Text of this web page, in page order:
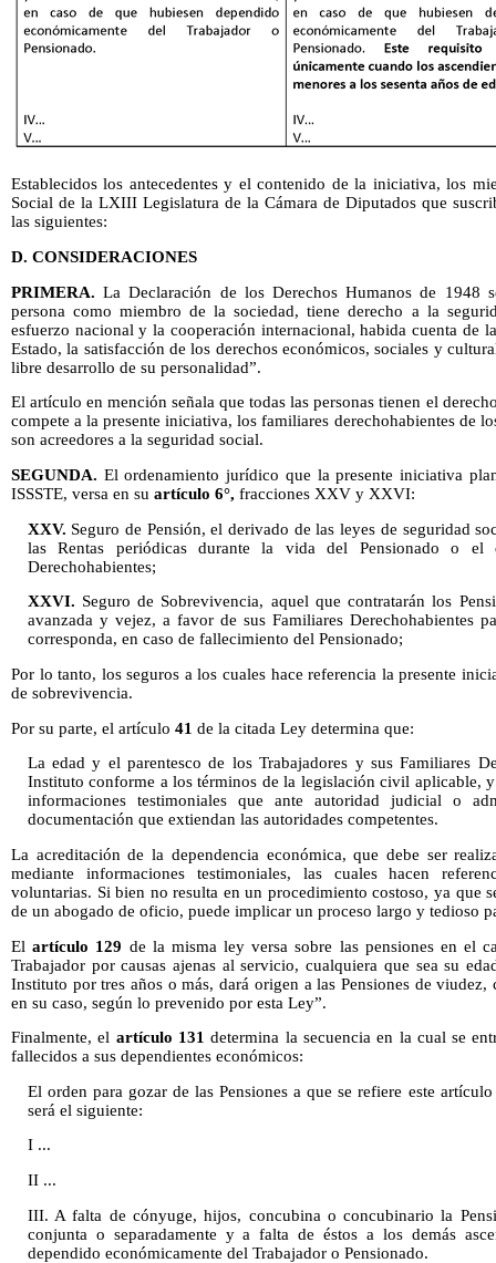
Establecidos los antecedentes y el contenido de la iniciativa, los
Social de la LXIII Legislatura de la Cámara de Diputados que
las siguientes:
D. CONSIDERACIONES
PRIMERA. La Declaración de los Derechos Humanos de 1948
persona como miembro de la sociedad, tiene derecho a la
esfuerzo nacional y la cooperación internacional, habida cuenta de
Estado, la satisfacción de los derechos económicos, sociales y
libre desarrollo de su personalidad”.
El artículo en mención señala que todas las personas tienen el
compete a la presente iniciativa, los familiares derechohabientes de
son acreedores a la seguridad social.
SEGUNDA. El ordenamiento jurídico que la presente iniciativa
ISSSTE, versa en su artículo 6°, fracciones XXV y XXVI:
XXV. Seguro de Pensión, el derivado de las leyes de seguridad
las Rentas periódicas durante la vida del Pensionado o el
Derechohabientes;
XXVI. Seguro de Sobrevivencia, aquel que contratarán los
avanzada y vejez, a favor de sus Familiares Derechohabientes
corresponda, en caso de fallecimiento del Pensionado;
Por lo tanto, los seguros a los cuales hace referencia la presente
de sobrevivencia.
Por su parte, el artículo 41 de la citada Ley determina que:
La edad y el parentesco de los Trabajadores y sus Familiares
Instituto conforme a los términos de la legislación civil aplicable,
informaciones testimoniales que ante autoridad judicial o
documentación que extiendan las autoridades competentes.
La acreditación de la dependencia económica, que debe ser
mediante informaciones testimoniales, las cuales hacen
voluntarias. Si bien no resulta en un procedimiento costoso, ya que
de un abogado de oficio, puede implicar un proceso largo y tedioso
Elartículo 129 de la misma ley versa sobre las pensiones en el
Trabajador por causas ajenas al servicio, cualquiera que sea su
Instituto por tres años o más, dará origen a las Pensiones de
en su caso, según lo prevenido por esta Ley”.
Finalmente, el artículo 131 determina la secuencia en la cual se
fallecidos a sus dependientes económicos:
El orden para gozar de las Pensiones a que se refiere este
será el siguiente:
I ...
II ...
III. A falta de cónyuge, hijos, concubina o concubinario la
conjunta o separadamente y a falta de éstos a los demás
dependido económicamente del Trabajador o Pensionado.